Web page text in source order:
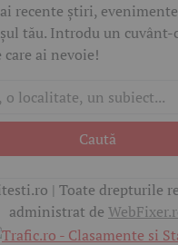
recente știri,
tău. Introdu un cuvânt-
ai nevoie!
Caută
| Toate drepturile
administrat de